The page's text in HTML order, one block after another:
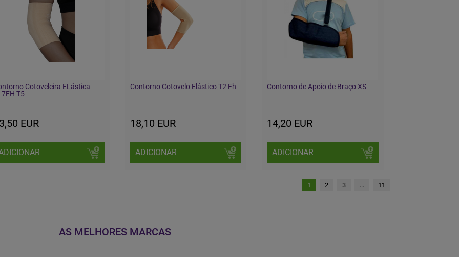
Cotoveleira ELástica
T5
EUR
Contorno Cotovelo Elástico T2 Fh
18,10 EUR
ADICIONAR
Contorno de Apoio de Braço XS
14,20 EUR
ADICIONAR
1 2 3 ... 11
AS MELHORES MARCAS